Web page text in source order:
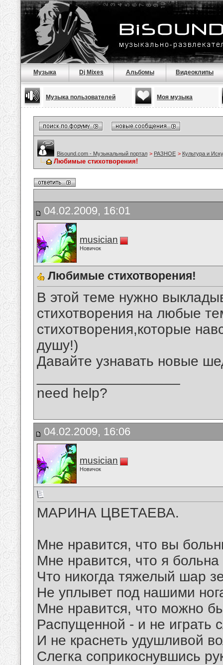
Музыка Dj Mixes Альбомы Видеоклипы
Музыка пользователей Моя музыка
Bisound.com - Музыкальный портал > РАЗНОЕ > Культура и
Любимые стихотворения!
04.02.2009, 16:01
musician
Новичок
Любимые стихотворения!
В этой теме нужно
стихотворения на любые
стихотворения,которые
душу!)
Давайте узнавать новые
need help?
04.02.2009, 16:06
musician
Новичок
МАРИНА ЦВЕТАЕВА.
Мне нравится, что вы
Мне нравится, что я
Что никогда тяжелый шар
Не уплывет под нашими
Мне нравится, что можно
Распущенной - и не играть
И не краснеть удушливой
Слегка соприкоснувшись